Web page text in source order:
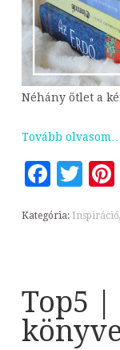
Néhány ötlet a
Tovább
Kategória: Inspiráció,
Top5 |